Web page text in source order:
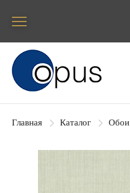
Блок поиска
Главная Каталог Обои